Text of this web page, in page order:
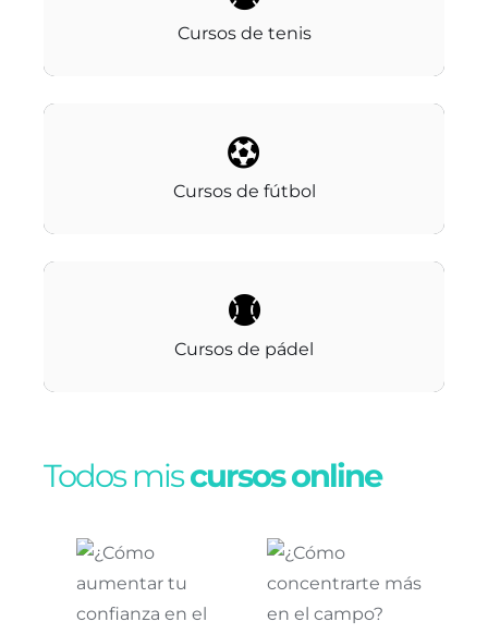
Cursos de tenis
Cursos de fútbol
Cursos de pádel
Todos miscursos online
AÑADIR AL
CARRITO
DETALLES
CARRITO
/
DETALLES